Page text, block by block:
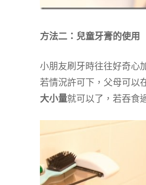
方法二：兒童牙膏的使用
小朋友刷牙時往往好奇心
若情況許可下，父母可以
大小量就可以了，若吞食